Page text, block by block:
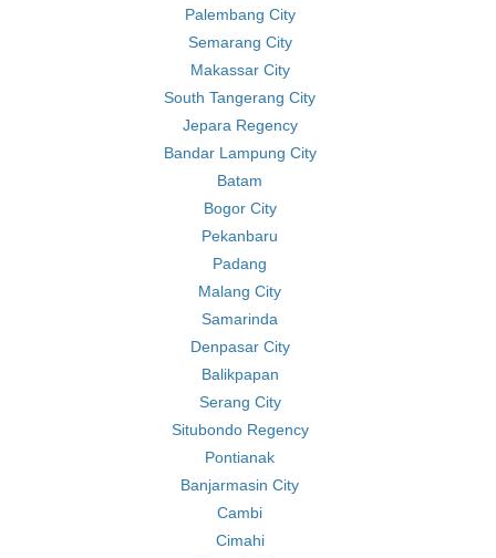
Palembang City
Semarang City
Makassar City
South Tangerang City
Jepara Regency
Bandar Lampung City
Batam
Bogor City
Pekanbaru
Padang
Malang City
Samarinda
Denpasar City
Balikpapan
Serang City
Situbondo Regency
Pontianak
Banjarmasin City
Cambi
Cimahi